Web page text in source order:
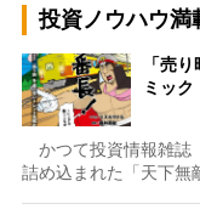
投資ノウハウ満
「売
ミック
かつて投資情報雑誌
詰め込まれた「天下